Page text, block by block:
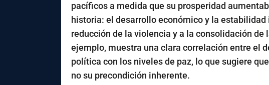
pacíficos a medida que su prosperidad
historia: el desarrollo económico y la
reducción de la violencia y a la consolidación de
ejemplo, muestra una clara correlación entre el
política con los niveles de paz, lo que sugiere
no su precondición inherente.